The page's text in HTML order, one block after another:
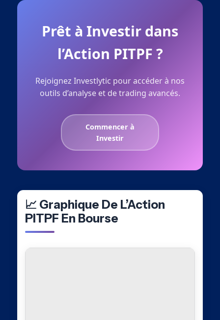
Prêt à Investir dans
l’Action PITPF ?
Rejoignez Investlytic pour accéder à nos
outils d’analyse et de trading avancés.
Commencer à
Investir
📈 Graphique De L’Action
PITPF En Bourse